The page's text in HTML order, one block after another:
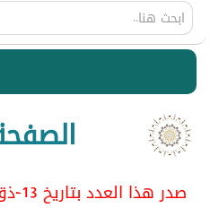
صدر هذا العدد بتاريخ 13-ذق-1444 الموافق 2/6/2023